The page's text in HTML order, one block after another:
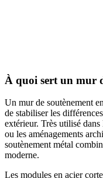
À quoi sert un mur
Un mur de soutènement
de stabiliser les
extérieur. Très utilisé
ou les aménagements
soutènement métal
moderne.
Les modules en acier